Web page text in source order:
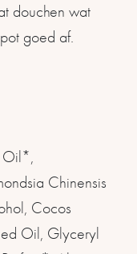
douchen wat
goed af.
Oil*,
Chinensis
Cocos
Oil, Glyceryl